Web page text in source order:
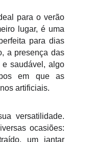
para o verão
lugar, é uma
para dias
a presença das
saudável, algo
em que as
artificiais.
versatilidade.
ocasiões:
um jantar